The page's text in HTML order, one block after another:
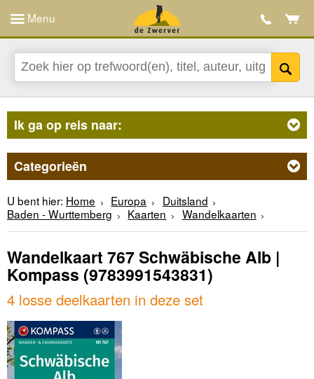
Menu
Ik ga op reis naar:
Categorieën
U bent hier: Home Europa
Duitsland
Baden - Wurttemberg
Kaarten Wandelkaarten
Wandelkaart 767 Schwäbische Alb |
Kompass (9783991543831)
4 losse deelkaarten in deze set